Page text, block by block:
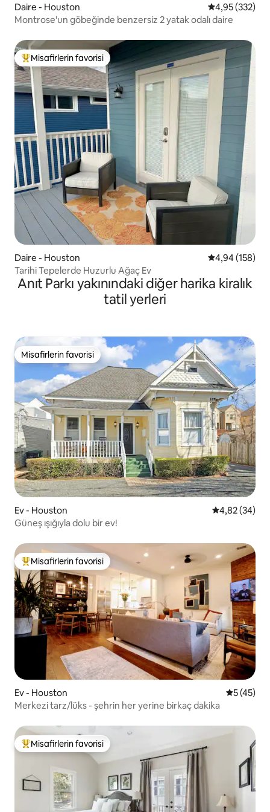
Daire - Houston 5 üzerinden
4,95 (332)
Montrose'un göbeğinde benzersiz 2 yatak odalı daire
Misafirlerin favorilerinden en beğenilenler arasında
Misafirlerin favorisi
Daire - Houston 5 üzerinden
4,94 (158)
Tarihi Tepelerde Huzurlu Ağaç Ev
Anıt Parkı yakınındaki diğer harika kiralık
tatil yerleri
Misafirlerin favorisi
Misafirlerin favorisi
Ev - Houston 5 üzerinden
4,82 (34)
Güneş ışığıyla dolu bir ev!
Misafirlerin favorilerinden en beğenilenler arasında
Misafirlerin favorisi
Ev - Houston 55 (45)
Merkezi tarz/lüks - şehrin her yerine birkaç dakika
Misafirlerin favorilerinden en beğenilenler arasında
Misafirlerin favorisi